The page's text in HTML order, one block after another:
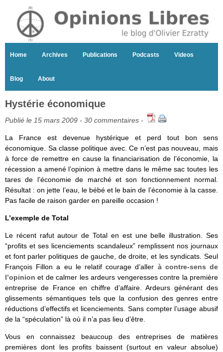
Home Archives Publications Podcasts Videos
Blog About
Hystérie économique
Publié le 15 mars 2009 - 30 commentaires -
La France est devenue hystérique et perd tout bon sens
économique. Sa classe politique avec. Ce n’est pas nouveau, mais
à force de remettre en cause la financiarisation de l’économie, la
récession a amené l’opinion à mettre dans le même sac toutes les
tares de l’économie de marché et son fonctionnement normal.
Résultat : on jette l’eau, le bébé et le bain de l’économie à la casse.
Pas facile de raison garder en pareille occasion !
L’exemple de Total
Le récent rafut autour de Total en est une belle illustration. Ses
“profits et ses licenciements scandaleux” remplissent nos journaux
et font parler politiques de gauche, de droite, et les syndicats. Seul
François Fillon a eu le relatif courage d’aller à contre-sens de
l’opinion et de calmer les ardeurs vengeresses contre la première
entreprise de France en chiffre d’affaire. Ardeurs générant des
glissements sémantiques tels que la confusion des genres entre
réductions d’effectifs et licenciements. Sans compter l’usage abusif
de la “spéculation” là où il n’a pas lieu d’être.
Vous en connaissez beaucoup des entreprises de matières
premières dont les profits baissent (surtout en valeur absolue)